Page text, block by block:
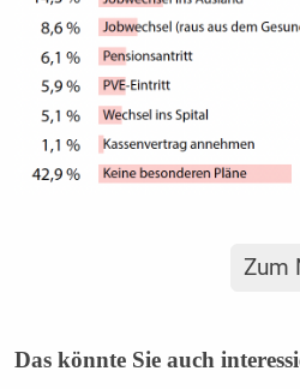
Zum
Das könnte Sie auch